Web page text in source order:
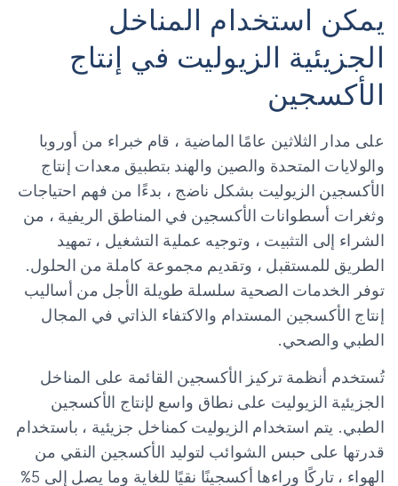
يمكن استخدام المناخل
الجزيئية الزيوليت في إنتاج
الأكسجين
على مدار الثلاثين عامًا الماضية ، قام خبراء من أوروبا
والولايات المتحدة والصين والهند بتطبيق معدات إنتاج
الأكسجين الزيوليت بشكل ناضج ، بدءًا من فهم احتياجات
وثغرات أسطوانات الأكسجين في المناطق الريفية ، من
الشراء إلى التثبيت ، وتوجيه عملية التشغيل ، تمهيد
الطريق للمستقبل ، وتقديم مجموعة كاملة من الحلول.
توفر الخدمات الصحية سلسلة طويلة الأجل من أساليب
إنتاج الأكسجين المستدام والاكتفاء الذاتي في المجال
الطبي والصحي.
تُستخدم أنظمة تركيز الأكسجين القائمة على المناخل
الجزيئية الزيوليت على نطاق واسع لإنتاج الأكسجين
الطبي. يتم استخدام الزيوليت كمناخل جزيئية ، باستخدام
قدرتها على حبس الشوائب لتوليد الأكسجين النقي من
الهواء ، تاركًا وراءها أكسجينًا نقيًا للغاية وما يصل إلى 5%